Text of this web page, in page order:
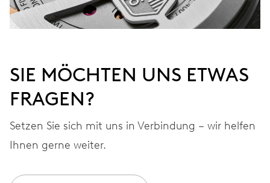
SIE MÖCHTEN UNS ETWAS
FRAGEN?
Setzen Sie sich mit uns in Verbindung – wir helfen
Ihnen gerne weiter.